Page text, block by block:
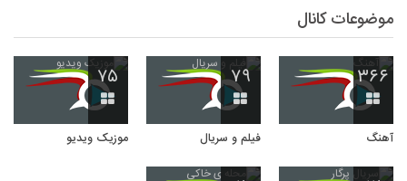
موضوعات کانال
۳۶۶
آهنگ
۷۹
فیلم و سریال
۷۵
موزیک ویدیو